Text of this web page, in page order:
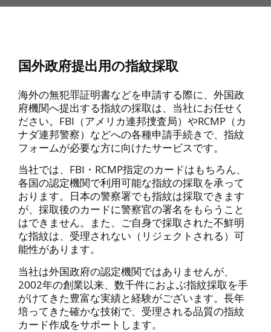
国外政府提出用の指紋採取
海外の無犯罪証明書などを申請する際に、外国政
府機関へ提出する指紋の採取は、当社にお任せく
ださい。FBI（アメリカ連邦捜査局）やRCMP（カ
ナダ連邦警察）などへの各種申請手続きで、指紋
フォームが必要な方に向けたサービスです。
当社では、FBI・RCMP指定のカードはもちろん、
各国の認定機関で利用可能な指紋の採取を承って
おります。日本の警察署でも指紋は採取できます
が、採取後のカードに警察官の署名をもらうこと
はできません。また、ご自身で採取された不鮮明
な指紋は、受理されない（リジェクトされる）可
能性があります。
当社は外国政府の認定機関ではありませんが、
2002年の創業以来、数千件におよぶ指紋採取を手
がけてきた豊富な実績と経験がございます。長年
培ってきた確かな技術で、受理される品質の指紋
カード作成をサポートします。